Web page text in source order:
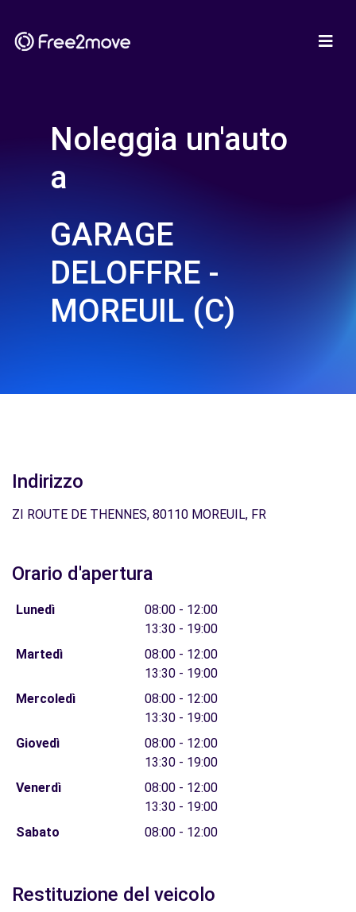
Noleggia un'auto
a
GARAGE
DELOFFRE -
MOREUIL (C)
Indirizzo
ZI ROUTE DE THENNES, 80110 MOREUIL, FR
Orario d'apertura
Lunedì
08:00 - 12:00
13:30 - 19:00
Martedì
08:00 - 12:00
13:30 - 19:00
Mercoledì
08:00 - 12:00
13:30 - 19:00
Giovedì
08:00 - 12:00
13:30 - 19:00
Venerdì
08:00 - 12:00
13:30 - 19:00
Sabato
08:00 - 12:00
Restituzione del veicolo